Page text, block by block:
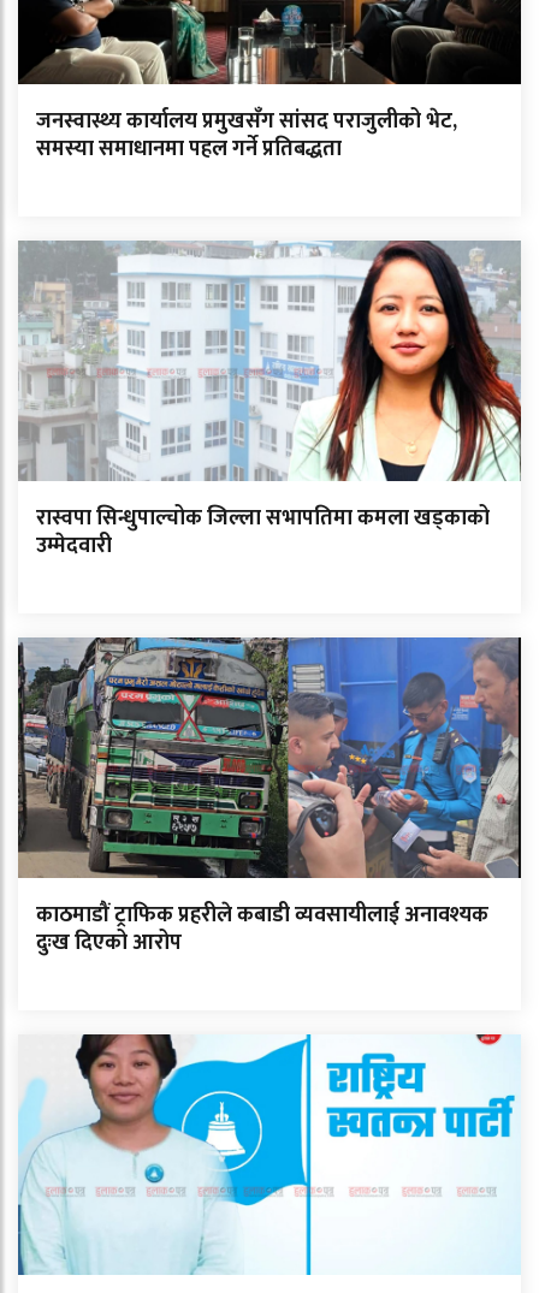
जनस्वास्थ्य कार्यालय प्रमुखसँग सांसद पराजुलीको भेट,
समस्या समाधानमा पहल गर्ने प्रतिबद्धता
रास्वपा सिन्धुपाल्चोक जिल्ला सभापतिमा कमला खड्काको
उम्मेदवारी
काठमाडौं ट्राफिक प्रहरीले कबाडी व्यवसायीलाई अनावश्यक
दुःख दिएको आरोप